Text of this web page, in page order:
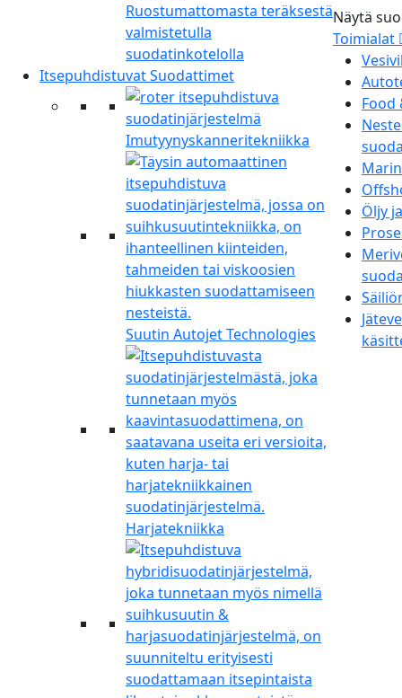
Ruostumattomasta teräksestä
valmistetulla
suodatinkotelolla
Itsepuhdistuvat Suodattimet
Imutyynyskanneritekniikka
Suutin Autojet Technologies
Harjatekniikka
Näytä
Toimialat
Food
Öljy